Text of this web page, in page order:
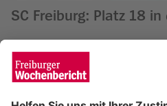
SC Freiburg: Platz 18